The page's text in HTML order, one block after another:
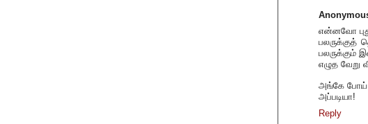
என்னவோ
பலருக்குத்
பலருக்கும்
எழுத வேறு
அங்கே போய்
அப்படியா!
Reply